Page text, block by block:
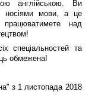
англійською. Ви
носіями мови, а це
над
спеціальностей та
обмежена!
з 1 листопада 2018